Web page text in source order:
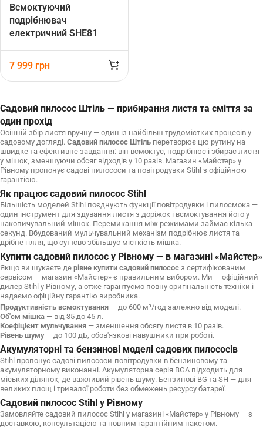
Всмоктуючий
подрібнювач
електричний SHE81
7 999 грн
Садовий пилосос Штіль — прибирання листя та сміття за
один прохід
Осінній збір листя вручну — один із найбільш трудомістких процесів у
садовому догляді. Садовий пилосос Штіль перетворює цю рутину на
швидке та ефективне завдання: він всмоктує, подрібнює і збирає листя
у мішок, зменшуючи обсяг відходів у 10 разів. Магазин «Майстер» у
Рівному пропонує садові пилососи та повітродувки Stihl з офіційною
гарантією.
Як працює садовий пилосос Stihl
Більшість моделей Stihl поєднують функції повітродувки і пилосмока —
один інструмент для здування листя з доріжок і всмоктування його у
накопичувальний мішок. Перемикання між режимами займає кілька
секунд. Вбудований мульчувальний механізм подрібнює листя та
дрібне гілля, що суттєво збільшує місткість мішка.
Купити садовий пилосос у Рівному — в магазині «Майстер»
Якщо ви шукаєте де рівне купити садовий пилосос з сертифікованим
сервісом — магазин «Майстер» є правильним вибором. Ми — офіційний
дилер Stihl у Рівному, а отже гарантуємо повну оригінальність техніки і
надаємо офіційну гарантію виробника.
Продуктивність всмоктування — до 600 м³/год залежно від моделі.
Об'єм мішка — від 35 до 45 л.
Коефіцієнт мульчування — зменшення обсягу листя в 10 разів.
Рівень шуму— до 100 дБ, обов'язкові навушники при роботі.
Акумуляторні та бензинові моделі садових пилососів
Stihl пропонує садові пилососи-повітродувки в бензиновому та
акумуляторному виконанні. Акумуляторна серія BGA підходить для
міських ділянок, де важливий рівень шуму. Бензинові BG та SH — для
великих площ і тривалої роботи без обмежень ресурсу батареї.
Садовий пилосос Stihl у Рівному
Замовляйте садовий пилосос Stihl у магазині «Майстер» у Рівному — з
доставкою, консультацією та повним гарантійним пакетом.